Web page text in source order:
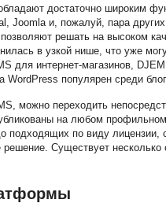
достаточно широким
Joomla и, пожалуй, пара
решать на высоком
в узкой нише, что уже
для интернет-магазинов,
популярен среди
можно переходить
на любом
подходящих по виду лицензии,
Существует несколько